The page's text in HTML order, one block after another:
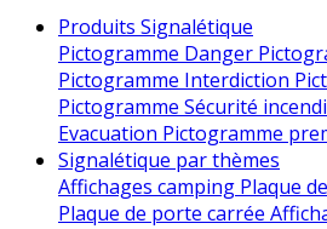
Produits Signalétique
Pictogramme Danger
Pictogramme Interdiction
Pictogramme Sécurité
Evacuation Pictogramme
Signalétique par thèmes
Affichages camping Plaque
Plaque de porte carrée